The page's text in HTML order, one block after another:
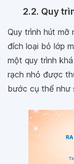
2.2. Quy
Quy trình hút mỡ
đích loại bỏ lớp
một quy trình
rạch nhỏ được
bước cụ thể như